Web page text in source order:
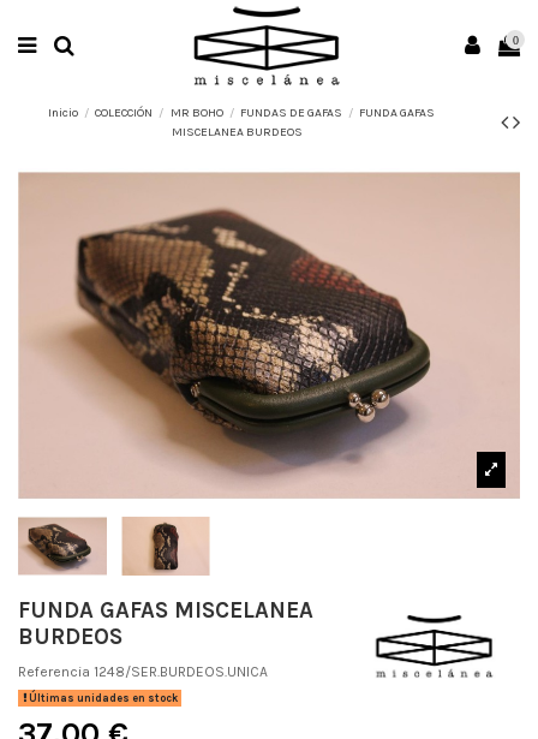
0
Inicio COLECCIÓN MR BOHO FUNDAS DE GAFAS
FUNDA GAFAS
MISCELANEA BURDEOS
FUNDA GAFAS MISCELANEA
BURDEOS
Referencia 1248/SER.BURDEOS.UNICA
Últimas unidades en stock